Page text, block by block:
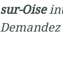
sur-Oise